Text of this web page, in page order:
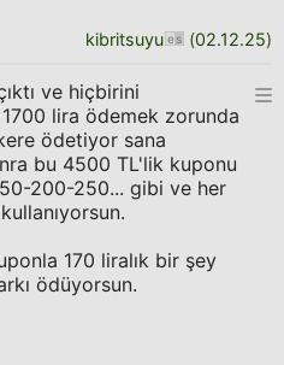
kibritsuyu (02.12.25)
ve hiçbirini
lira ödemek zorunda
ödetiyor sana
bu 4500 TL'lik kuponu
200-250... gibi ve her
170 liralık bir şey
ödüyorsun.